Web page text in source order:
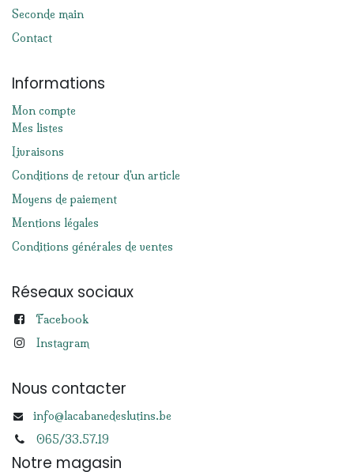
Seconde main
Contact
Informations
Mon compte
Mes listes
Livraisons
Conditions de retour d'un article
Moyens de paiement
Mentions légales
Conditions générales de ventes
Réseaux sociaux
Facebook
Instagram
Nous contacter
info@lacabanedeslutins.be
065/33.57.19
Notre magasin